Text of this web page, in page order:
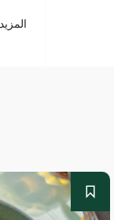
المزيد